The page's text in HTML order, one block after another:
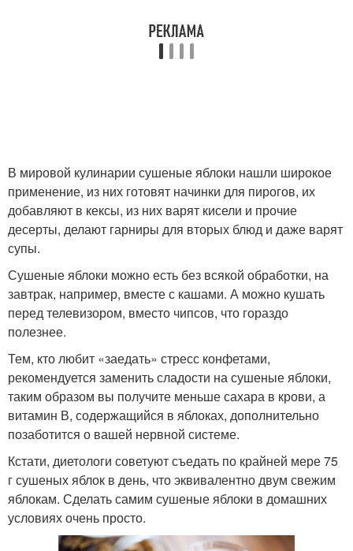
В мировой кулинарии сушеные яблоки нашли широкое
применение, из них готовят начинки для пирогов, их
добавляют в кексы, из них варят кисели и прочие
десерты, делают гарниры для вторых блюд и даже варят
супы.
Сушеные яблоки можно есть без всякой обработки, на
завтрак, например, вместе с кашами. А можно кушать
перед телевизором, вместо чипсов, что гораздо
полезнее.
Тем, кто любит «заедать» стресс конфетами,
рекомендуется заменить сладости на сушеные яблоки,
таким образом вы получите меньше сахара в крови, а
витамин В, содержащийся в яблоках, дополнительно
позаботится о вашей нервной системе.
Кстати, диетологи советуют съедать по крайней мере 75
г сушеных яблок в день, что эквивалентно двум свежим
яблокам. Сделать самим сушеные яблоки в домашних
условиях очень просто.